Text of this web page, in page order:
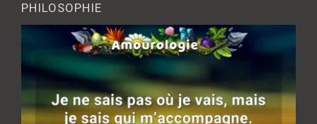
PHILOSOPHIE